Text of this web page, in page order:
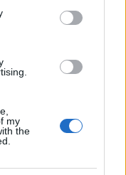
my
the
bőrös